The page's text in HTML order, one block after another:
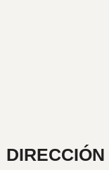
DIRECCIÓN